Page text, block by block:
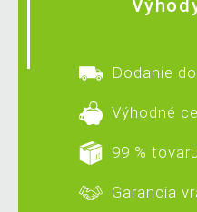
Dodanie
Výhodné
99 %
Garancia